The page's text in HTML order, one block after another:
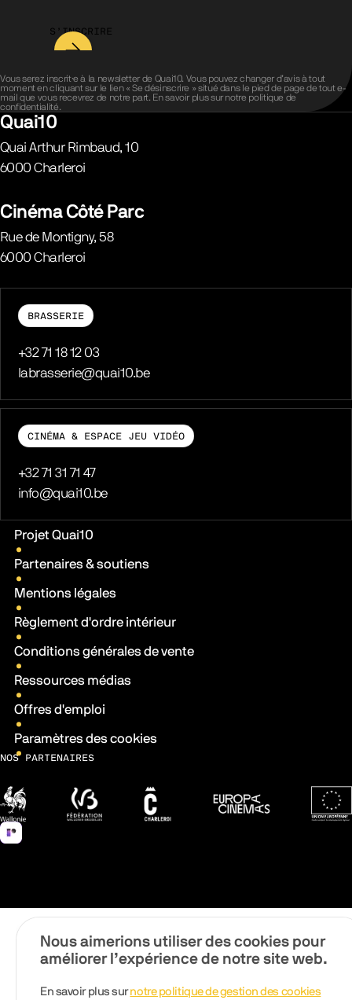
S’INSCRIRE
Vous serez inscrit·e à la newsletter de Quai10. Vous pouvez changer d’avis à tout
moment en cliquant sur le lien « Se désinscrire » situé dans le pied de page de tout e-
mail que vous recevrez de notre part. En savoir plus sur notre politique de
confidentialité.
Quai10
Quai Arthur Rimbaud, 10
6000 Charleroi
Cinéma Côté Parc
Rue de Montigny, 58
6000 Charleroi
BRASSERIE
Téléphone
+32 71 18 12 03
E-mail
labrasserie@quai10.be
CINÉMA & ESPACE JEU VIDÉO
Téléphone
+32 71 31 71 47
E-mail
info@quai10.be
Liens pratiques
Projet Quai10
Partenaires & soutiens
Mentions légales
Règlement d'ordre intérieur
Conditions générales de vente
Ressources médias
Offres d'emploi
Paramètres des cookies
NOS PARTENAIRES
Wallonie Fédération Wallonie-Bruxelles
Ville de CharleroiEuropa Cinemas
Nous aimerions utiliser des cookies pour
améliorer l’expérience de notre site web.
En savoir plus surnotre politique de gestion des cookies